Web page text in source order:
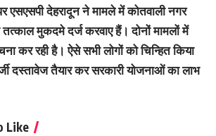
एसएसपी देहरादून ने मामले में कोतवाली नगर
तत्काल मुकदमे दर्ज करवाए हैं। दोनों मामलों में
कर रही है। ऐसे सभी लोगों को चिन्हित किया
दस्तावेज तैयार कर सरकारी योजनाओं का लाभ
Like